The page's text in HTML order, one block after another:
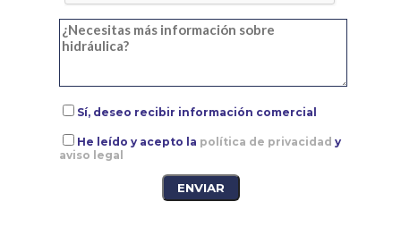
Sí, deseo recibir información comercial
He leído y acepto la política de privacidad y
aviso legal